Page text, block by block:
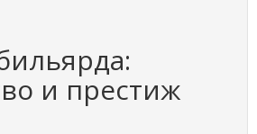
и престиж